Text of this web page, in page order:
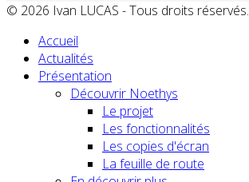
© 2026 Ivan LUCAS - Tous droits réservés.
Accueil
Actualités
Présentation
Découvrir Noethys
Le projet
Les fonctionnalités
Les copies d'écran
La feuille de route